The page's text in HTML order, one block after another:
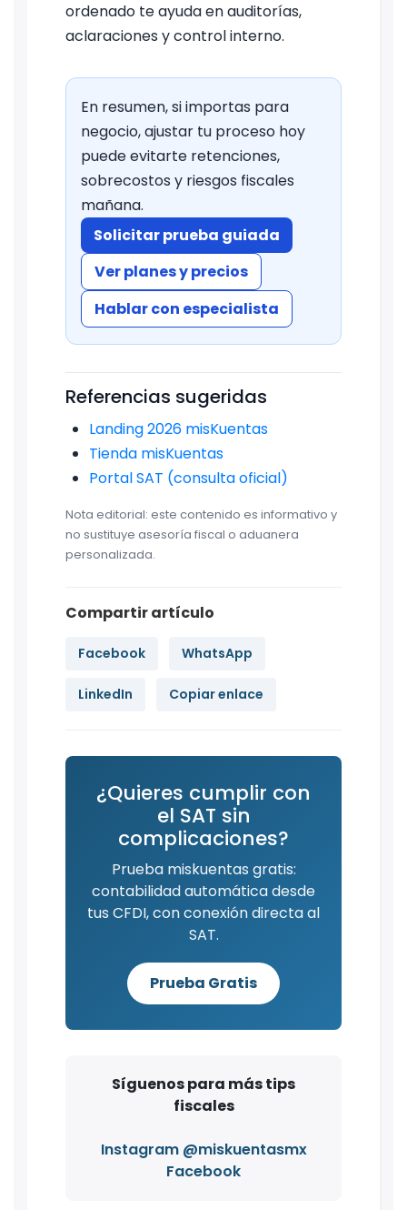
ordenado te ayuda en auditorías,
aclaraciones y control interno.
En resumen, si importas para
negocio, ajustar tu proceso hoy
puede evitarte retenciones,
sobrecostos y riesgos fiscales
mañana.
Solicitar prueba guiada
Ver planes y precios
Hablar con especialista
Referencias sugeridas
Landing 2026 misKuentas
Tienda misKuentas
Portal SAT (consulta oficial)
Nota editorial: este contenido es informativo y
no sustituye asesoría fiscal o aduanera
personalizada.
Compartir artículo
Facebook WhatsApp
LinkedIn Copiar enlace
¿Quieres cumplir con
el SAT sin
complicaciones?
Prueba miskuentas gratis:
contabilidad automática desde
tus CFDI, con conexión directa al
SAT.
Prueba Gratis
Síguenos para más tips
fiscales
Instagram @miskuentasmx
Facebook